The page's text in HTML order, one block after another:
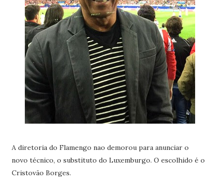
A diretoria do Flamengo nao demorou para anunciar o
novo técnico, o substituto do Luxemburgo. O escolhido é o
Cristovão Borges.